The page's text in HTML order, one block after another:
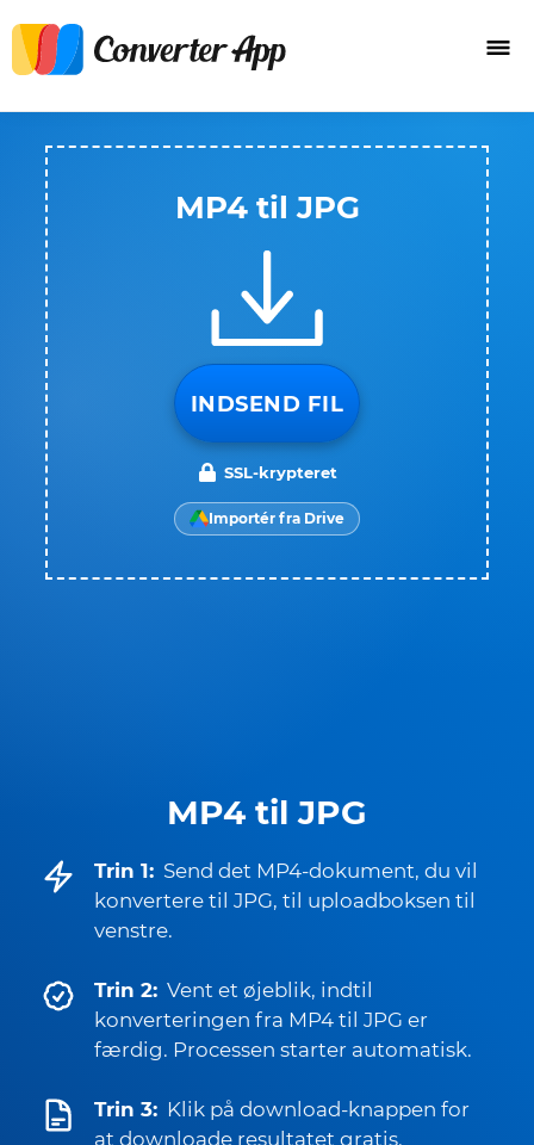
MP4 til JPG
Trin 1: Send det MP4-dokument, du vil
konvertere til JPG, til uploadboksen til
venstre.
Trin 2: Vent et øjeblik, indtil
konverteringen fra MP4 til JPG er
færdig. Processen starter automatisk.
Trin 3: Klik på download-knappen for
at downloade resultatet gratis.
MP4 til JPG
INDSEND FIL
SSL-krypteret
Importér fra Drive